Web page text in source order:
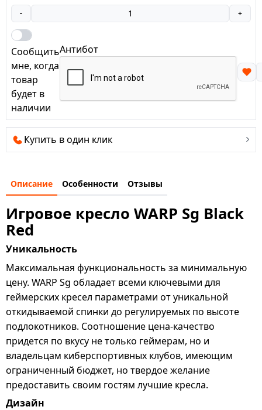
- +
Сообщить
мне, когда
товар
будет в
наличии
Антибот
Купить в один клик
Описание Особенности Отзывы
Игровое кресло WARP Sg Black
Red
Уникальность
Максимальная функциональность за минимальную
цену. WARP Sg обладает всеми ключевыми для
геймерских кресел параметрами от уникальной
откидываемой спинки до регулируемых по высоте
подлокотников. Соотношение цена-качество
придется по вкусу не только геймерам, но и
владельцам киберспортивных клубов, имеющим
ограниченный бюджет, но твердое желание
предоставить своим гостям лучшие кресла.
Дизайн